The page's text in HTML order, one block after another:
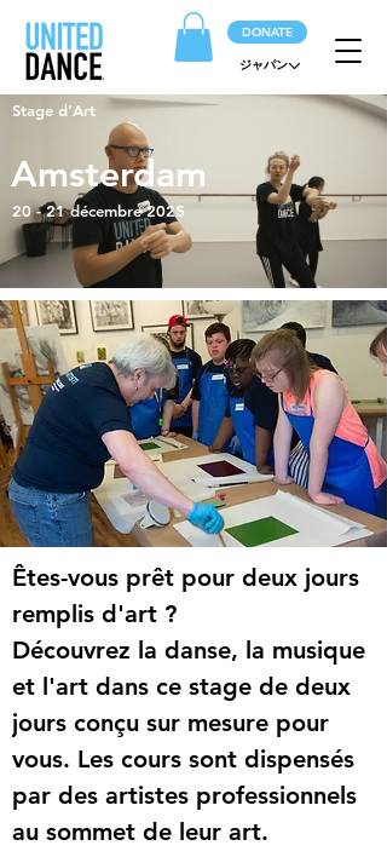
DONATE
ジャパン
Stage d'Art
Amsterdam
20 - 21 décembre 2025
Êtes-vous prêt pour deux jours
remplis d'art ?
Découvrez la danse, la musique
et l'art dans ce stage de deux
jours conçu sur mesure pour
vous. Les cours sont dispensés
par des artistes professionnels
au sommet de leur art.